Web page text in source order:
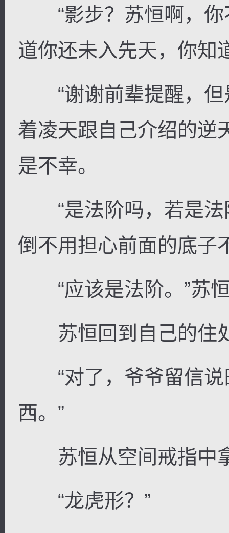
“影步？苏恒啊，你
道你还未入先天，你知
“谢谢前辈提醒，但
着凌天跟自己介绍的逆
是不幸。
“是法阶吗，若是法
倒不用担心前面的底子
“应该是法阶。”苏
苏恒回到自己的住
“对了，爷爷留信说
西。”
苏恒从空间戒指中
“龙虎形？”